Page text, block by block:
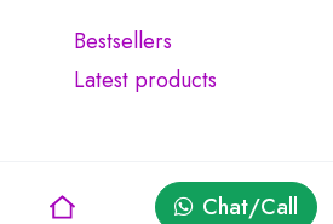
Chat/Call
Bestsellers
Latest products